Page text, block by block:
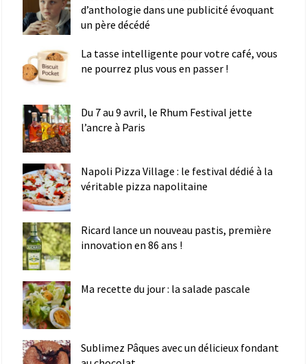
d’anthologie dans une publicité évoquant
un père décédé
La tasse intelligente pour votre café, vous
ne pourrez plus vous en passer !
Du 7 au 9 avril, le Rhum Festival jette
l’ancre à Paris
Napoli Pizza Village : le festival dédié à la
véritable pizza napolitaine
Ricard lance un nouveau pastis, première
innovation en 86 ans !
Ma recette du jour : la salade pascale
Sublimez Pâques avec un délicieux fondant